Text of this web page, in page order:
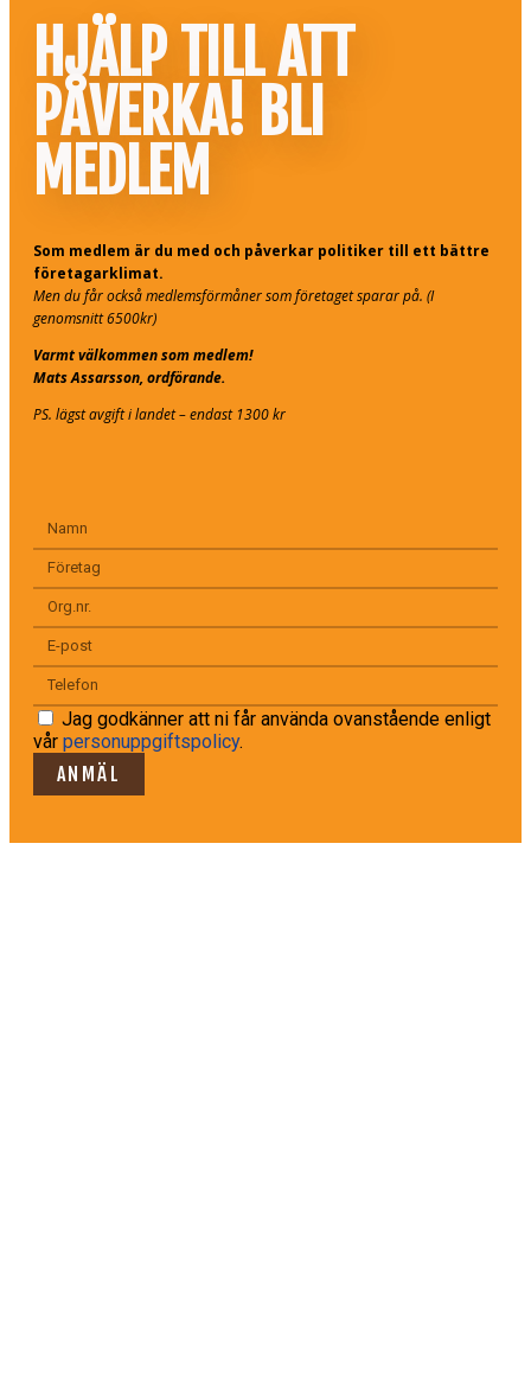
HJÄLP TILL ATT
PÅVERKA! BLI
MEDLEM
Som medlem är du med och påverkar politiker till ett bättre
företagarklimat.
Men du får också medlemsförmåner som företaget sparar på. (I
genomsnitt 6500kr)
Varmt välkommen som medlem!
Mats Assarsson, ordförande.
PS. lägst avgift i landet – endast 1300 kr
Jag godkänner att ni får använda ovanstående enligt
vår personuppgiftspolicy.
ANMÄL